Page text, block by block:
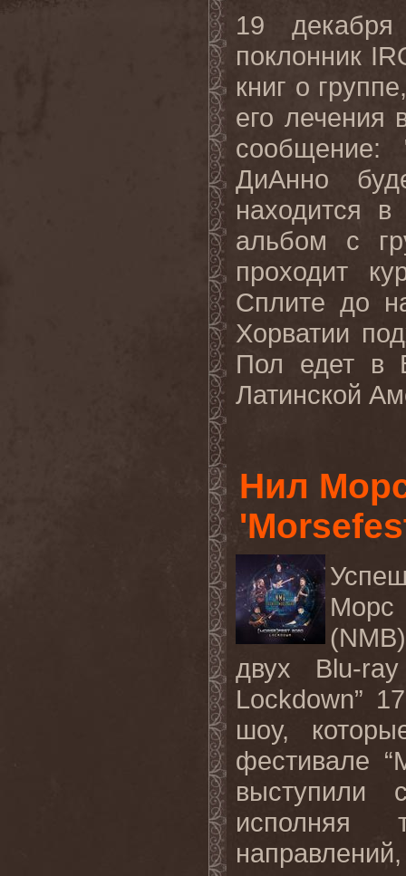
19
поклонник
книг о
его лечения
сообщение:
ДиАнно
находится
альбом с
проходит
Сплите до
Хорватии
Пол едет в
Латинской
Нил
Морс
двух Blu-
Lockdown”
шоу,
фестивале
выступили
исполняя